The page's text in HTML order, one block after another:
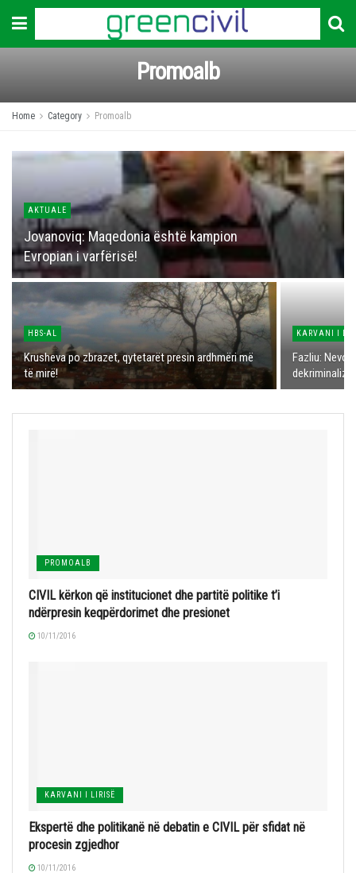
Promoalb
Home Category Promoalb
AKTUALE
Jovanoviq: Maqedonia është kampion
Evropian i varfërisë!
HBS-AL
Krusheva po zbrazet, qytetarët presin ardhmëri më
të mirë!
KARVANI I
Fazliu:
PROMOALB
CIVIL kërkon që institucionet dhe partitë politike t’i
ndërpresin keqpërdorimet dhe presionet
10/11/2016
KARVANI I LIRISË
Ekspertë dhe politikanë në debatin e CIVIL për sfidat në
procesin zgjedhor
10/11/2016